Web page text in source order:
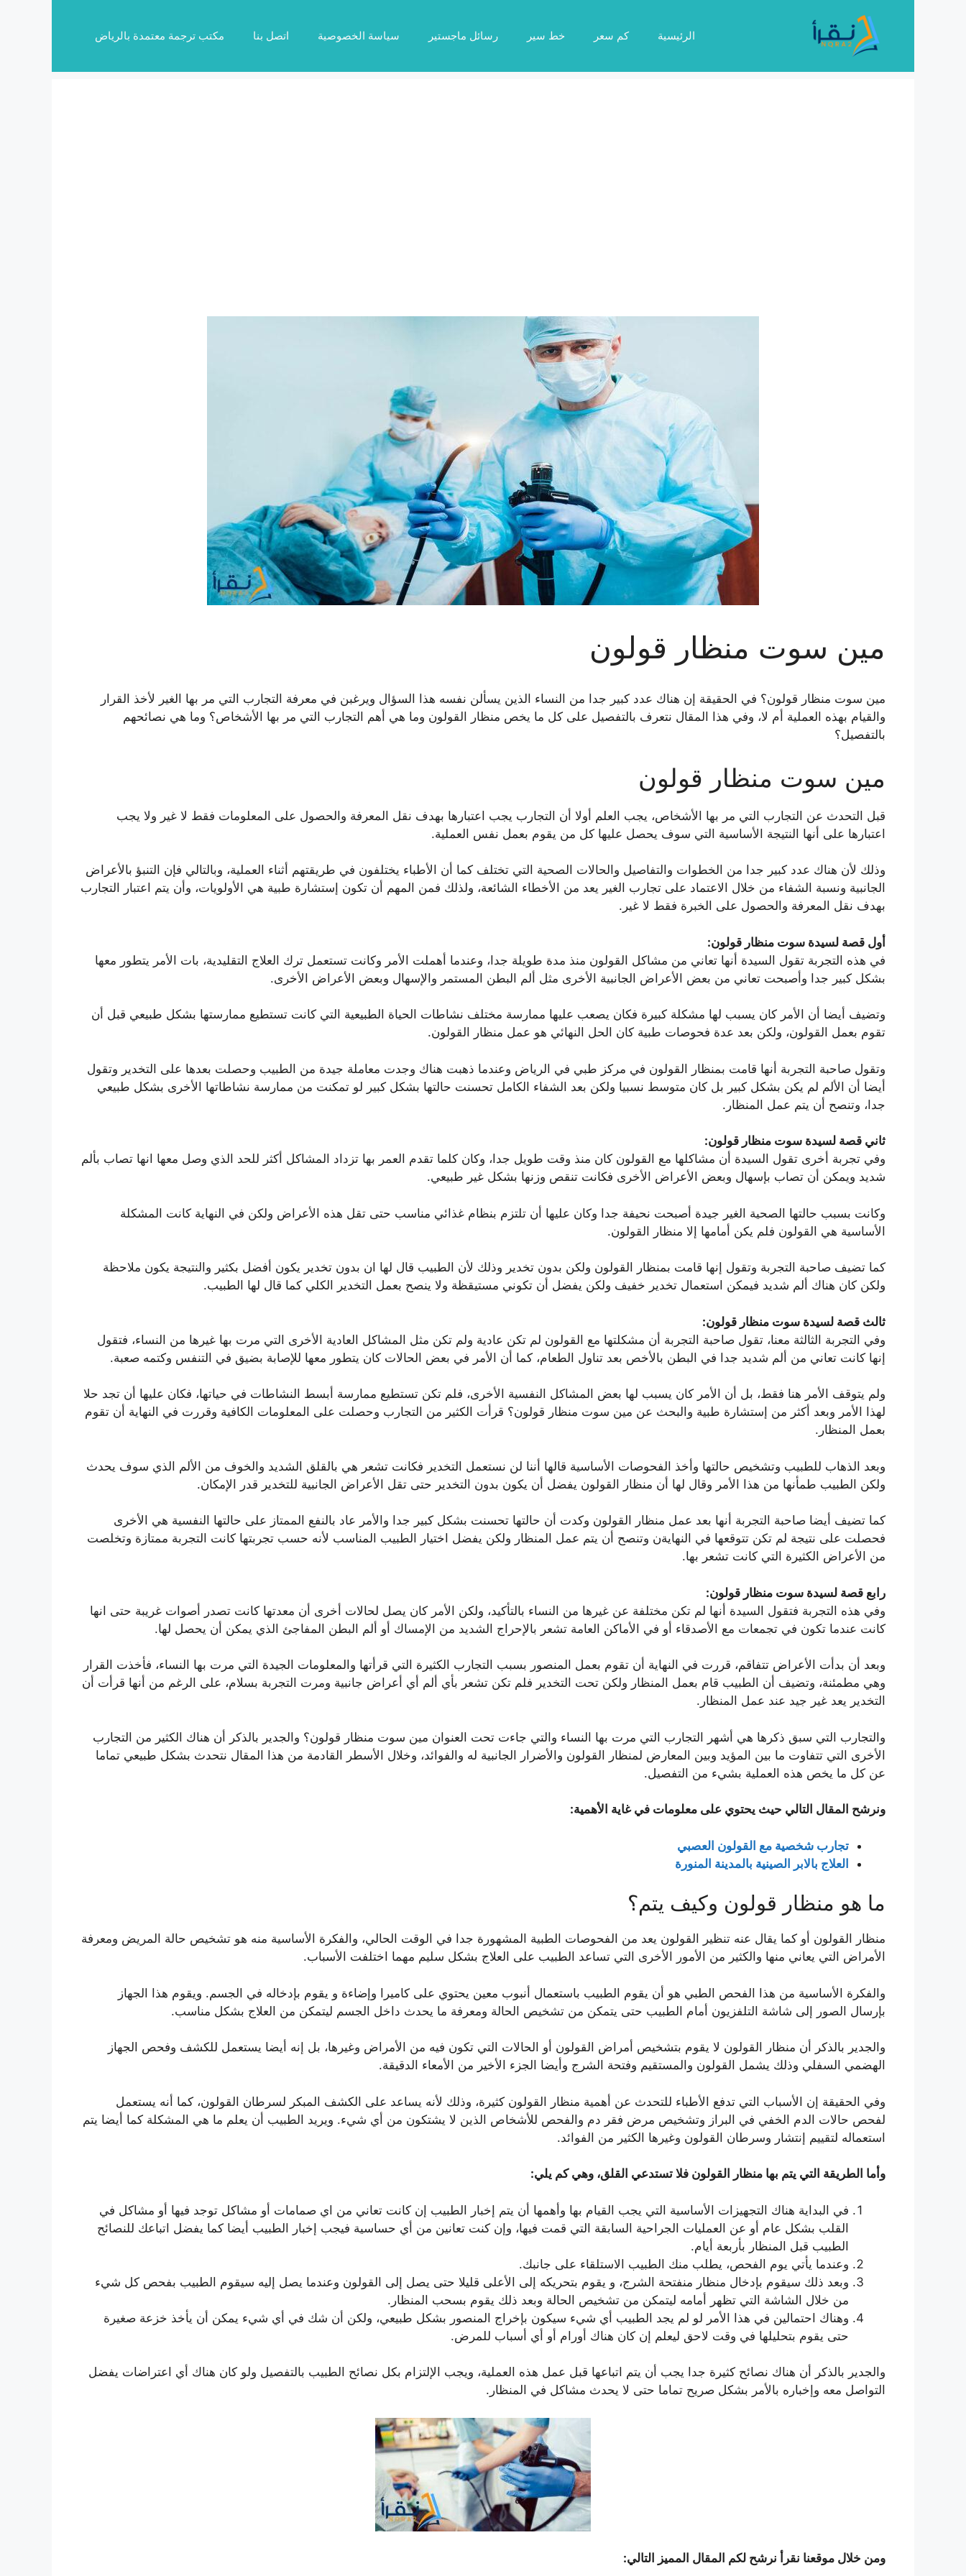
الرئيسية كم سعر خط سير رسائل ماجستير سياسة الخصوصية اتصل بنا مكتب ترجمة معتمدة بالرياض
مين سوت منظار قولون
مين سوت منظار قولون؟ في الحقيقة إن هناك عدد كبير جدا من النساء الذين يسألن نفسه هذا السؤال ويرغبن في معرفة التجارب التي مر بها الغير لأخذ القرار
والقيام بهذه العملية أم لا، وفي هذا المقال نتعرف بالتفصيل على كل ما يخص منظار القولون وما هي أهم التجارب التي مر بها الأشخاص؟ وما هي نصائحهم
بالتفصيل؟
مين سوت منظار قولون
قبل التحدث عن التجارب التي مر بها الأشخاص، يجب العلم أولا أن التجارب يجب اعتبارها بهدف نقل المعرفة والحصول على المعلومات فقط لا غير ولا يجب
اعتبارها على أنها النتيجة الأساسية التي سوف يحصل عليها كل من يقوم بعمل نفس العملية.
وذلك لأن هناك عدد كبير جدا من الخطوات والتفاصيل والحالات الصحية التي تختلف كما أن الأطباء يختلفون في طريقتهم أثناء العملية، وبالتالي فإن التنبؤ بالأعراض
الجانبية ونسبة الشفاء من خلال الاعتماد على تجارب الغير يعد من الأخطاء الشائعة، ولذلك فمن المهم أن تكون إستشارة طبية هي الأولويات، وأن يتم اعتبار التجارب
بهدف نقل المعرفة والحصول على الخبرة فقط لا غير.
أول قصة لسيدة سوت منظار قولون:
في هذه التجربة تقول السيدة أنها تعاني من مشاكل القولون منذ مدة طويلة جدا، وعندما أهملت الأمر وكانت تستعمل ترك العلاج التقليدية، بات الأمر يتطور معها
بشكل كبير جدا وأصبحت تعاني من بعض الأعراض الجانبية الأخرى مثل ألم البطن المستمر والإسهال وبعض الأعراض الأخرى.
وتضيف أيضا أن الأمر كان يسبب لها مشكلة كبيرة فكان يصعب عليها ممارسة مختلف نشاطات الحياة الطبيعية التي كانت تستطيع ممارستها بشكل طبيعي قبل أن
تقوم بعمل القولون، ولكن بعد عدة فحوصات طبية كان الحل النهائي هو عمل منظار القولون.
وتقول صاحبة التجربة أنها قامت بمنظار القولون في مركز طبي في الرياض وعندما ذهبت هناك وجدت معاملة جيدة من الطبيب وحصلت بعدها على التخدير وتقول
أيضا أن الألم لم يكن بشكل كبير بل كان متوسط نسبيا ولكن بعد الشفاء الكامل تحسنت حالتها بشكل كبير لو تمكنت من ممارسة نشاطاتها الأخرى بشكل طبيعي
جدا، وتنصح أن يتم عمل المنظار.
ثاني قصة لسيدة سوت منظار قولون:
وفي تجربة أخرى تقول السيدة أن مشاكلها مع القولون كان منذ وقت طويل جدا، وكان كلما تقدم العمر بها تزداد المشاكل أكثر للحد الذي وصل معها انها تصاب بألم
شديد ويمكن أن تصاب بإسهال وبعض الأعراض الأخرى فكانت تنقص وزنها بشكل غير طبيعي.
وكانت بسبب حالتها الصحية الغير جيدة أصبحت نحيفة جدا وكان عليها أن تلتزم بنظام غذائي مناسب حتى تقل هذه الأعراض ولكن في النهاية كانت المشكلة
الأساسية هي القولون فلم يكن أمامها إلا منظار القولون.
كما تضيف صاحبة التجربة وتقول إنها قامت بمنظار القولون ولكن بدون تخدير وذلك لأن الطبيب قال لها ان بدون تخدير يكون أفضل بكثير والنتيجة يكون ملاحظة
ولكن كان هناك ألم شديد فيمكن استعمال تخدير خفيف ولكن يفضل أن تكوني مستيقظة ولا ينصح بعمل التخدير الكلي كما قال لها الطبيب.
ثالث قصة لسيدة سوت منظار قولون:
وفي التجربة الثالثة معنا، تقول صاحبة التجربة أن مشكلتها مع القولون لم تكن عادية ولم تكن مثل المشاكل العادية الأخرى التي مرت بها غيرها من النساء، فتقول
إنها كانت تعاني من ألم شديد جدا في البطن بالأخص بعد تناول الطعام، كما أن الأمر في بعض الحالات كان يتطور معها للإصابة بضيق في التنفس وكتمه صعبة.
ولم يتوقف الأمر هنا فقط، بل أن الأمر كان يسبب لها بعض المشاكل النفسية الأخرى، فلم تكن تستطيع ممارسة أبسط النشاطات في حياتها، فكان عليها أن تجد حلا
لهذا الأمر وبعد أكثر من إستشارة طبية والبحث عن مين سوت منظار قولون؟ قرأت الكثير من التجارب وحصلت على المعلومات الكافية وقررت في النهاية أن تقوم
بعمل المنظار.
وبعد الذهاب للطبيب وتشخيص حالتها وأخذ الفحوصات الأساسية قالها أننا لن نستعمل التخدير فكانت تشعر هي بالقلق الشديد والخوف من الألم الذي سوف يحدث
ولكن الطبيب طمأنها من هذا الأمر وقال لها أن منظار القولون يفضل أن يكون بدون التخدير حتى تقل الأعراض الجانبية للتخدير قدر الإمكان.
كما تضيف أيضا صاحبة التجربة أنها بعد عمل منظار القولون وكدت أن حالتها تحسنت بشكل كبير جدا والأمر عاد بالنفع الممتاز على حالتها النفسية هي الأخرى
فحصلت على نتيجة لم تكن تتوقعها في النهايةن وتنصح أن يتم عمل المنظار ولكن يفضل اختيار الطبيب المناسب لأنه حسب تجربتها كانت التجربة ممتازة وتخلصت
من الأعراض الكثيرة التي كانت تشعر بها.
رابع قصة لسيدة سوت منظار قولون:
وفي هذه التجربة فتقول السيدة أنها لم تكن مختلفة عن غيرها من النساء بالتأكيد، ولكن الأمر كان يصل لحالات أخرى أن معدتها كانت تصدر أصوات غريبة حتى انها
كانت عندما تكون في تجمعات مع الأصدقاء أو في الأماكن العامة تشعر بالإحراج الشديد من الإمساك أو ألم البطن المفاجئ الذي يمكن أن يحصل لها.
وبعد أن بدأت الأعراض تتفاقم، قررت في النهاية أن تقوم بعمل المنصور بسبب التجارب الكثيرة التي قرأتها والمعلومات الجيدة التي مرت بها النساء، فأخذت القرار
وهي مطمئنة، وتضيف أن الطبيب قام بعمل المنظار ولكن تحت التخدير فلم تكن تشعر بأي ألم أي أعراض جانبية ومرت التجربة بسلام، على الرغم من أنها قرأت أن
التخدير يعد غير جيد عند عمل المنظار.
والتجارب التي سبق ذكرها هي أشهر التجارب التي مرت بها النساء والتي جاءت تحت العنوان مين سوت منظار قولون؟ والجدير بالذكر أن هناك الكثير من التجارب
الأخرى التي تتفاوت ما بين المؤيد وبين المعارض لمنظار القولون والأضرار الجانبية له والفوائد، وخلال الأسطر القادمة من هذا المقال نتحدث بشكل طبيعي تماما
عن كل ما يخص هذه العملية بشيء من التفصيل.
ونرشح المقال التالي حيث يحتوي على معلومات في غاية الأهمية:
تجارب شخصية مع القولون العصبي
العلاج بالابر الصينية بالمدينة المنورة
ما هو منظار قولون وكيف يتم؟
منظار القولون أو كما يقال عنه تنظير القولون يعد من الفحوصات الطبية المشهورة جدا في الوقت الحالي، والفكرة الأساسية منه هو تشخيص حالة المريض ومعرفة
الأمراض التي يعاني منها والكثير من الأمور الأخرى التي تساعد الطبيب على العلاج بشكل سليم مهما اختلفت الأسباب.
والفكرة الأساسية من هذا الفحص الطبي هو أن يقوم الطبيب باستعمال أنبوب معين يحتوي على كاميرا وإضاءة و يقوم بإدخاله في الجسم. ويقوم هذا الجهاز
بإرسال الصور إلى شاشة التلفزيون أمام الطبيب حتى يتمكن من تشخيص الحالة ومعرفة ما يحدث داخل الجسم ليتمكن من العلاج بشكل مناسب.
والجدير بالذكر أن منظار القولون لا يقوم بتشخيص أمراض القولون أو الحالات التي تكون فيه من الأمراض وغيرها، بل إنه أيضا يستعمل للكشف وفحص الجهاز
الهضمي السفلي وذلك يشمل القولون والمستقيم وفتحة الشرج وأيضا الجزء الأخير من الأمعاء الدقيقة.
وفي الحقيقة إن الأسباب التي تدفع الأطباء للتحدث عن أهمية منظار القولون كثيرة، وذلك لأنه يساعد على الكشف المبكر لسرطان القولون، كما أنه يستعمل
لفحص حالات الدم الخفي في البراز وتشخيص مرض فقر دم والفحص للأشخاص الذين لا يشتكون من أي شيء. ويريد الطبيب أن يعلم ما هي المشكلة كما أيضا يتم
استعماله لتقييم إنتشار وسرطان القولون وغيرها الكثير من الفوائد.
وأما الطريقة التي يتم بها منظار القولون فلا تستدعي القلق، وهي كم يلي:
في البداية هناك التجهيزات الأساسية التي يجب القيام بها وأهمها أن يتم إخبار الطبيب إن كانت تعاني من اي صمامات أو مشاكل توجد فيها أو مشاكل في
القلب بشكل عام أو عن العمليات الجراحية السابقة التي قمت فيها، وإن كنت تعانين من أي حساسية فيجب إخبار الطبيب أيضا كما يفضل اتباعك للنصائح
الطبيب قبل المنظار بأربعة أيام.
وعندما يأتي يوم الفحص، يطلب منك الطبيب الاستلقاء على جانبك.
وبعد ذلك سيقوم بإدخال منظار منفتحة الشرج، و يقوم بتحريكه إلى الأعلى قليلا حتى يصل إلى القولون وعندما يصل إليه سيقوم الطبيب بفحص كل شيء
من خلال الشاشة التي تظهر أمامه ليتمكن من تشخيص الحالة وبعد ذلك يقوم بسحب المنظار.
وهناك احتمالين في هذا الأمر لو لم يجد الطبيب أي شيء سيكون بإخراج المنصور بشكل طبيعي، ولكن أن شك في أي شيء يمكن أن يأخذ خزعة صغيرة
حتى يقوم بتحليلها في وقت لاحق ليعلم إن كان هناك أورام أو أي أسباب للمرض.
والجدير بالذكر أن هناك نصائح كثيرة جدا يجب أن يتم اتباعها قبل عمل هذه العملية، ويجب الإلتزام بكل نصائح الطبيب بالتفصيل ولو كان هناك أي اعتراضات يفضل
التواصل معه وإخباره بالأمر بشكل صريح تماما حتى لا يحدث مشاكل في المنظار.
ومن خلال موقعنا نقرأ نرشح لكم المقال المميز التالي: